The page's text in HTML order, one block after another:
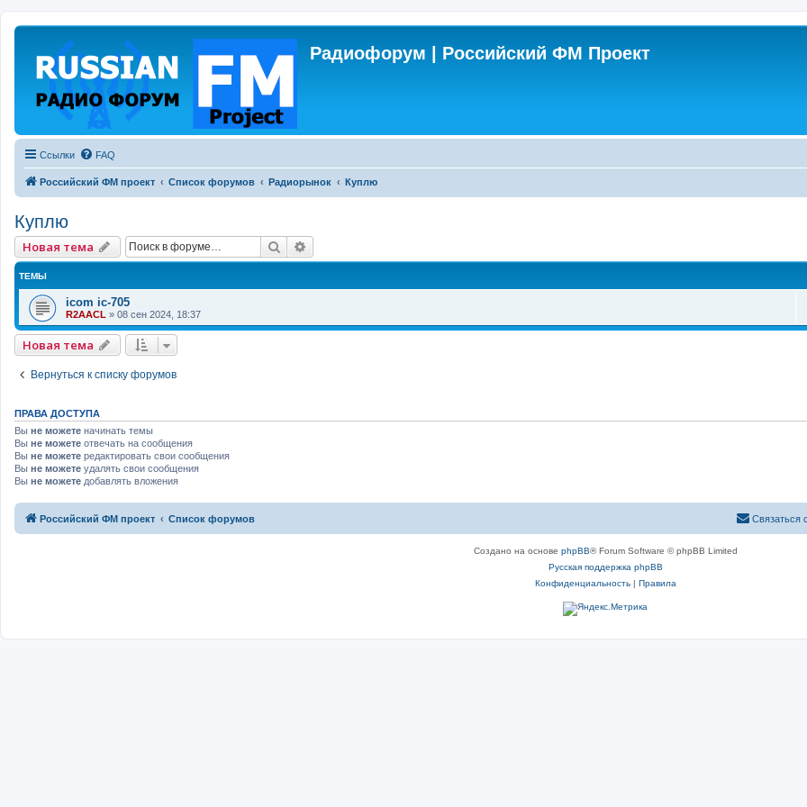
Радиофорум | Российский ФМ Проект
Ссылки FAQ
Российский ФМ проект Список форумов Радиорынок Куплю
Куплю
Новая тема Поиск
ТЕМЫ
icom ic-705
R2AACL » 08 сен 2024, 18:37
Новая тема
Вернуться к списку форумов
ПРАВА ДОСТУПА
Вы не можете начинать темы
Вы не можете отвечать на сообщения
Вы не можете редактировать свои сообщения
Вы не можете удалять свои сообщения
Вы не можете добавлять вложения
Российский ФМ проект Список форумов Связаться
Создано на основе phpBB® Forum Software © phpBB Limited
Русская поддержка phpBB
Конфиденциальность| Правила